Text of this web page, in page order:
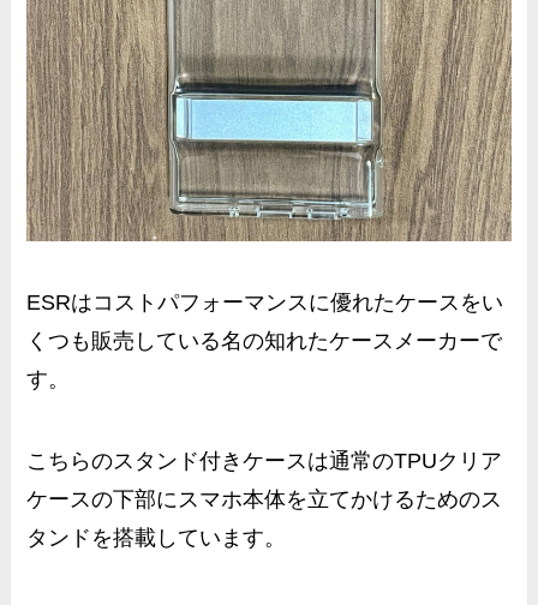
ESRはコストパフォーマンスに優れたケースをい
くつも販売している名の知れたケースメーカーで
す。
こちらのスタンド付きケースは通常のTPUクリア
ケースの下部にスマホ本体を立てかけるためのス
タンド を搭載しています。